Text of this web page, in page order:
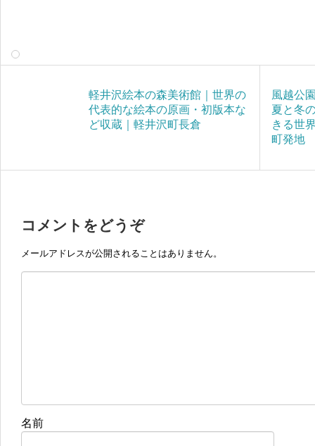
軽井沢絵本の森美術館｜世界の
代表的な絵本の原画・初版本な
ど収蔵｜軽井沢町長倉
風越公
夏と冬
きる世
町発地
コメントをどうぞ
メールアドレスが公開されることはありません。
名前